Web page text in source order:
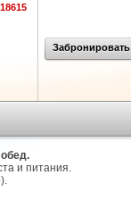
18615
Забронировать
и питания.